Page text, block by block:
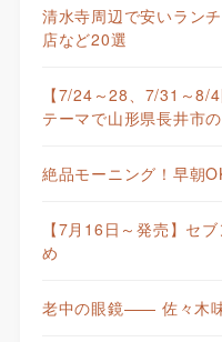
清水寺周辺で安いラン
店など20選
【7/24～28、7/31～8/
テーマで山形県長井市
絶品モーニング！早朝
【7月16日～発売】セ
め
老中の眼鏡—— 佐々木